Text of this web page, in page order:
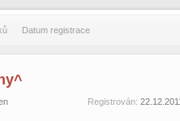
Datum registrace
Registrován: